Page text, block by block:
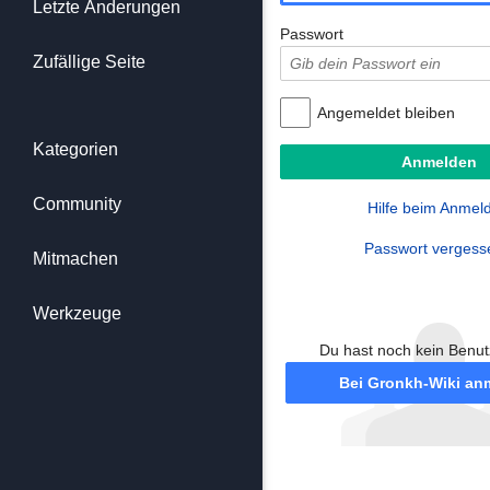
Passwort
Angemeldet bleiben
Hilfe beim
Passwort
Du hast noch kein
Bei Gronkh-Wiki
Letzte Änderungen
Zufällige Seite
Kategorien
Community
Mitmachen
Werkzeuge